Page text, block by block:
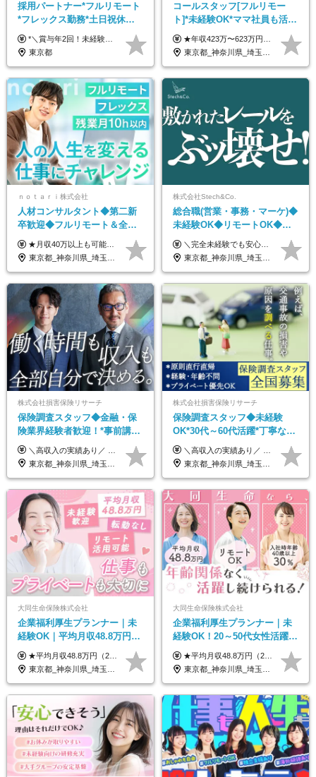
採用パートナー*フルリモート
*フレックス勤務*土日祝休み*
月給28万円～*産育休取得実績
あり*年間休日120日
*＼賞与年2回！未経験から月給28万円スタート／* ★昇給年12回あり！随時昇給のチャンス ◆月給28万～40万円＋賞与年2回＋各種インセンティブ ※経験・スキルを考慮の上、決定します ※試用期間6ヶ月間あり（期間中は月給26万円～になります。その他待遇等に差異はありません） ※月給には月35時間分の固定残業代含む（月5万4800円/超過分別途支給） ※ほとんどのメンバーが残業ゼロです！フレックスタイム制のため、自分の生活に合わせて調整できます。 ＼希望性で土曜日出勤あり／ お客様より「土曜日に応募者の対応をしてほしい」という ご要望を受けた際に、応募者対応⇒求職者との メッセージのやり取りなど、対応が発生する場合があります。 ※土曜日に出勤いただく場合は ・2時間稼働：4500円 ・4時間稼働：9000円 の給与が発生。勤務時間が4時間超えることは原則ありません。 短期間で高い給与をGETできるチャンスです♪
東京都
コールスタッフ[フルリモー
ト]*未経験OK*ママ社員も活躍
中*ブランクOK*全国どこでも
働ける
★年収423万〜623万円のモデルあり（想定時間外手当10時間分含む） ★半年に一度ドカンと支給のボーナスあり（半年に1度最大150万円） 月給25万円〜＋各種手当＋インセンティブ ＊リモートワーク手当（4000円/月） ＊リモートワーク一時金（1万5000円） ＊残業手当全額支給 ※経験・スキルにより月給を決定します ※試用期間：2ヵ月あり。期間中の雇用形態・給与・待遇に変更はありません 《頑張りはインセンティブとして還元！》 当社は5段階の評価制度を導入。 半期に1回の評価で最高ランク（5点）を獲得したメンバーには、 150万円のインセンティブを支給！ これが半年に一度のインセンティブとして支給されるため、 成果を出した分だけまとまった収入を得られる仕組みです。 【固定残業代について】 なし（残業代は、実際の労働時間に応じて別途全額支給）
東京都_神奈川県_埼玉県_千葉県_大阪府_愛知県_北海道_青森県_岩手県_宮城県_秋田県_山形県_福島県_茨城県_栃木県_群馬県_新潟県_山梨県_長野県_富山県_石川県_福井県_静岡県_岐阜県_三重県_兵庫県_京都府_滋賀県_奈良県_和歌山県_広島県_岡山県_鳥取県_島根県_山口県_徳島県_香川県_愛媛県_高知県_福岡県_熊本県_佐賀県_長崎県_大分県_宮崎県_鹿児島県_沖縄県
ｎｏｔａｒｉ株式会社
人材コンサルタント◆第二新
卒歓迎◆フルリモート＆全国
から勤務OK◆残業月10h以内
◆フレックス制
★月収40万以上も可能！ ★能力・スキル・経験を考慮した年収額を設定します ★年功序列ではなく、チャレンジを評価して給与に反映！ ■月給20万円～40万円＋決算賞与 ※経験・スキルを考慮のうえ決定します ※給与にはみなし残業代40時間分を含む。そのほか詳細に関しては別途面接時にご説明します ※試用期間3ヵ月あり。期間中の雇用形態・条件などに差異はありません
東京都_神奈川県_埼玉県_千葉県_大阪府_愛知県_北海道_青森県_岩手県_宮城県_秋田県_山形県_福島県_茨城県_栃木県_群馬県_新潟県_山梨県_長野県_富山県_石川県_福井県_静岡県_岐阜県_三重県_兵庫県_京都府_滋賀県_奈良県_和歌山県_広島県_岡山県_鳥取県_島根県_山口県_徳島県_香川県_愛媛県_高知県_福岡県_熊本県_佐賀県_長崎県_大分県_宮崎県_鹿児島県_沖縄県
株式会社Stech&Co.
総合職(営業・事務・マーケ)◆
未経験OK◆リモートOK◆学
歴不問◆20代活躍中！
＼完全未経験でも安心して年収UP可能です！／ -------------- 【1】営業 月給25万円～80万円＋賞与 【2】事務 月給21万円～50万円＋賞与 【3】マーケ 月給25万円～80万円＋賞与 ※試用期間3ヶ月間の待遇に変動はありません。 ※みなし残業代(月20時間分29,725円～)を含む。（※超過分は追加支給）
東京都_神奈川県_埼玉県_千葉県_大阪府_愛知県_北海道_青森県_岩手県_宮城県_秋田県_山形県_福島県_茨城県_栃木県_群馬県_新潟県_山梨県_長野県_富山県_石川県_福井県_静岡県_岐阜県_三重県_兵庫県_京都府_滋賀県_奈良県_和歌山県_広島県_岡山県_鳥取県_島根県_山口県_徳島県_香川県_愛媛県_高知県_福岡県_熊本県_佐賀県_長崎県_大分県_宮崎県_鹿児島県_沖縄県
株式会社損害保険リサーチ
保険調査スタッフ◆金融・保
険業界経験者歓迎！*事前講習
あり*30代～60代活躍*調査は
原則直行直帰*高収入可
＼高収入の実績あり／ なかには年収1000万円を超える方もいらっしゃいます！ 【完全出来高報酬制】 ★仕事に慣れるまで収入をサポート 1か月目：報酬が通常の2倍 2か月目：報酬が通常の1.5倍 ※災害に関する業務については、収入サポートの対象外 ※試用期間はありません ＊＊＊業務報酬の例＊＊＊ ・事故原因調査（4箇所確認）…1万5000円～ ・有無責／不正請求疑義調査（自動車案件）…2万円～ ・医療調査（1箇所確認）…1万7000円～ ・書類取付（1箇所訪問）…3000円～ ※上記は目安になります ※実際の報酬は業務報酬に応じた個々のスキル・実績を加味したものになります
東京都_神奈川県_埼玉県_千葉県_大阪府_愛知県_北海道_青森県_岩手県_宮城県_秋田県_山形県_福島県_茨城県_栃木県_群馬県_新潟県_山梨県_長野県_富山県_石川県_福井県_静岡県_岐阜県_三重県_兵庫県_京都府_滋賀県_奈良県_和歌山県_広島県_岡山県_鳥取県_島根県_山口県_徳島県_香川県_愛媛県_高知県_福岡県_熊本県_佐賀県_長崎県_大分県_宮崎県_鹿児島県_沖縄県
株式会社損害保険リサーチ
保険調査スタッフ◆未経験
OK*30代～60代活躍*丁寧な講
習・サポートあり*原則直行直
帰／全国募集・業務委託
＼高収入の実績あり／ なかには年収1000万円を超えるスペシャリストもいらっしゃいます！ 【完全出来高報酬制】 ★仕事に慣れるまで収入をサポート 1か月目：報酬が通常の2倍 2か月目：報酬が通常の1.5倍 ※災害に関する業務については、収入サポートの対象外 ※試用期間はありません ＊＊＊業務報酬の例＊＊＊ ・事故原因調査（4箇所確認）…1万5000円～ ・有無責／不正請求疑義調査（自動車案件）…2万円～ ・医療調査（1箇所確認）…1万7000円～ ・書類取付（1箇所訪問）…3000円～ ※上記は目安になります ※実際の報酬は業務報酬に応じた個々のスキル・実績を加味したものになります
東京都_神奈川県_埼玉県_千葉県_大阪府_愛知県_北海道_青森県_岩手県_宮城県_秋田県_山形県_福島県_茨城県_栃木県_群馬県_新潟県_山梨県_長野県_富山県_石川県_福井県_静岡県_岐阜県_三重県_兵庫県_京都府_滋賀県_奈良県_和歌山県_広島県_岡山県_鳥取県_島根県_山口県_徳島県_香川県_愛媛県_高知県_福岡県_熊本県_佐賀県_長崎県_大分県_宮崎県_鹿児島県_沖縄県
大同生命保険株式会社
企業福利厚生プランナー｜未
経験OK｜平均月収48.8万円｜
リモートOK｜残業ほぼなし｜
転勤なし｜女性活躍中
★平均月収48.8万円（2025年度実績） ★安心の固定給＋賞与年2回＋インセンティブ！手当も充実 月給21万円～23万円＋諸手当＋インセンティブ＋賞与年2回 ※給与は年間平均の税込定例給与です。賞与は含みません。 ※約3週間の研修期間中は日当8000円を支給いたします。 ※試用期間6ヵ月あり（期間中の条件変更なし） ◆東京・神奈川・千葉・埼玉・愛知（一部）・京都・大阪・兵庫（一部）：月給23万円以上 ◆静岡（一部）・三重・岐阜：月給22万円以上 ◆上記以外の地域：月給21万円以上
東京都_神奈川県_埼玉県_千葉県_大阪府_愛知県_北海道_青森県_岩手県_宮城県_秋田県_山形県_福島県_茨城県_栃木県_群馬県_新潟県_山梨県_長野県_富山県_石川県_福井県_静岡県_岐阜県_三重県_兵庫県_京都府_滋賀県_奈良県_和歌山県_広島県_岡山県_鳥取県_島根県_山口県_徳島県_香川県_愛媛県_高知県_福岡県_熊本県_佐賀県_長崎県_大分県_宮崎県_鹿児島県_沖縄県
大同生命保険株式会社
企業福利厚生プランナー｜未
経験OK！20～50代女性活躍｜
リモートOK｜平均月収48.8万
｜子育て＆介護支援◎
★平均月収48.8万円（2025年度実績） ★安心の固定給＋賞与年2回＋インセンティブ！手当も充実 月給21万円～23万円＋諸手当＋インセンティブ＋賞与年2回 ※給与は年間平均の税込定例給与です。賞与は含みません。 ※約3週間の研修期間中は日当8000円を支給いたします。 ※試用期間6ヵ月あり（期間中の条件変更なし） ◆東京・神奈川・千葉・埼玉・愛知（一部）・京都・大阪・兵庫（一部）：月給23万円以上 ◆静岡（一部）・三重・岐阜：月給22万円以上 ◆上記以外の地域：月給21万円以上
東京都_神奈川県_埼玉県_千葉県_大阪府_愛知県_北海道_青森県_岩手県_宮城県_秋田県_山形県_福島県_茨城県_栃木県_群馬県_新潟県_山梨県_長野県_富山県_石川県_福井県_静岡県_岐阜県_三重県_兵庫県_京都府_滋賀県_奈良県_和歌山県_広島県_岡山県_鳥取県_島根県_山口県_徳島県_香川県_愛媛県_高知県_福岡県_熊本県_佐賀県_長崎県_大分県_宮崎県_鹿児島県_沖縄県